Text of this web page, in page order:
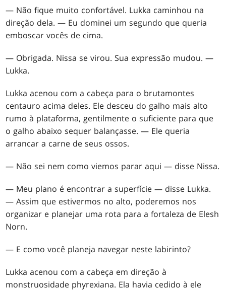
— Não fique muito confortável. Lukka caminhou na
direção dela. — Eu dominei um segundo que queria
emboscar vocês de cima.
— Obrigada. Nissa se virou. Sua expressão mudou. —
Lukka.
Lukka acenou com a cabeça para o brutamontes
centauro acima deles. Ele desceu do galho mais alto
rumo à plataforma, gentilmente o suficiente para que
o galho abaixo sequer balançasse. — Ele queria
arrancar a carne de seus ossos.
— Não sei nem como viemos parar aqui — disse Nissa.
— Meu plano é encontrar a superfície — disse Lukka.
— Assim que estivermos no alto, poderemos nos
organizar e planejar uma rota para a fortaleza de Elesh
Norn.
— E como você planeja navegar neste labirinto?
Lukka acenou com a cabeça em direção à
monstruosidade phyrexiana. Ela havia cedido à ele